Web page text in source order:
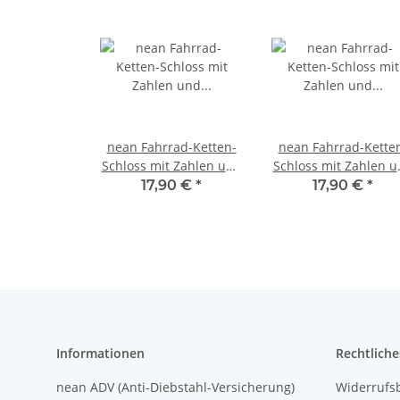
nean Fahrrad-Ketten-
Schloss mit Zahlen und
Textilummantelung 6 x
17,90 € *
nean Fahrrad-
Schloss mit Zahlen
Textilummantelung
17,90 € *
Informationen
nean ADV (Anti-Diebstahl-Versicherung)